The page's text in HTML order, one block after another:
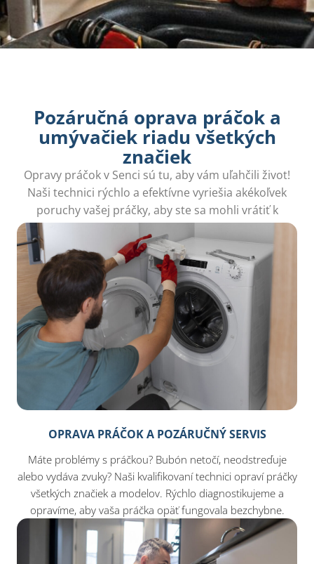
Pozáručná oprava práčok a
umývačiek riadu všetkých
značiek
Opravy práčok v Senci sú tu, aby vám uľahčili život!
Naši technici rýchlo a efektívne vyriešia akékoľvek
poruchy vašej práčky, aby ste sa mohli vrátiť k
bezstarostnému praniu. Zavolajte nám!
OPRAVA PRÁČOK A POZÁRUČNÝ SERVIS
Máte problémy s práčkou? Bubón netočí, neodstreďuje
alebo vydáva zvuky? Naši kvalifikovaní technici opraví práčky
všetkých značiek a modelov. Rýchlo diagnostikujeme a
opravíme, aby vaša práčka opäť fungovala bezchybne.